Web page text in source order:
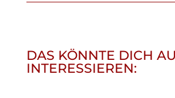
DAS KÖNNTE DICH
INTERESSIEREN: